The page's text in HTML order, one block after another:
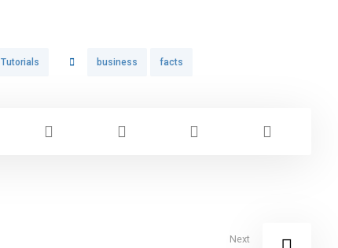
Tutorials business facts
Next